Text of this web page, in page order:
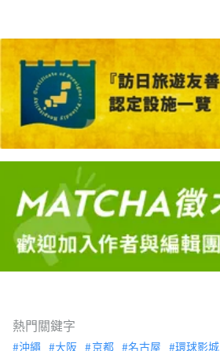
熱門關鍵字
沖繩 大阪 京都 名古屋 環球影城